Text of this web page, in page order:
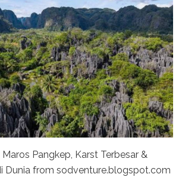
Pangkep, Karst Terbesar &
Dunia from sodventure.blogspot.com